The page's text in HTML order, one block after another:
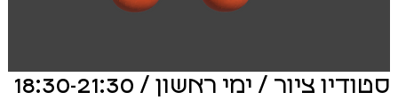
סטודיו ציור / ימי ראשון / 18:30-21:30